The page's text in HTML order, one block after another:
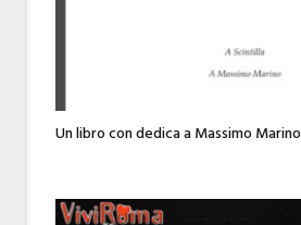
Un libro con dedica a Massimo Marino